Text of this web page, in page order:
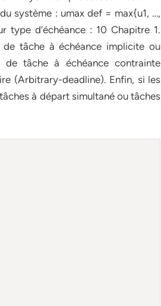
système : umax def = max{u1, …,
d’échéance : 10 Chapitre 1.
tâche à échéance implicite ou
tâche à échéance contrainte
(Arbitrary-deadline). Enfin, si les
à départ simultané ou tâches